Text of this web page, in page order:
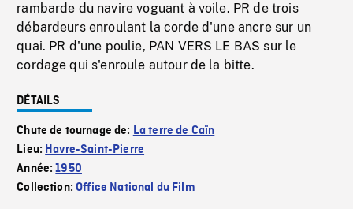
rambarde du navire voguant à voile. PR de trois
débardeurs enroulant la corde d'une ancre sur un
quai. PR d'une poulie, PAN VERS LE BAS sur le
cordage qui s'enroule autour de la bitte.
DÉTAILS
Chute de tournage de: La terre de Caïn
Lieu: Havre-Saint-Pierre
Année:1950
Collection:Office National du Film